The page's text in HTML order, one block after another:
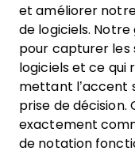
et améliorer
de logiciels. Notre
pour capturer les
logiciels et ce qui
mettant l’accent
prise de décision.
exactement
de notation